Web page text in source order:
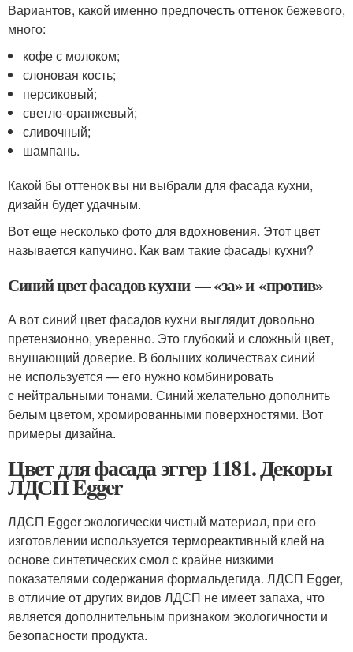
Вариантов, какой именно предпочесть оттенок бежевого,
много:
кофе с молоком;
слоновая кость;
персиковый;
светло-оранжевый;
сливочный;
шампань.
Какой бы оттенок вы ни выбрали для фасада кухни,
дизайн будет удачным.
Вот еще несколько фото для вдохновения. Этот цвет
называется капучино. Как вам такие фасады кухни?
Синий цвет фасадов кухни — «за» и «против»
А вот синий цвет фасадов кухни выглядит довольно
претензионно, уверенно. Это глубокий и сложный цвет,
внушающий доверие. В больших количествах синий
не используется — его нужно комбинировать
с нейтральными тонами. Синий желательно дополнить
белым цветом, хромированными поверхностями. Вот
примеры дизайна.
Цвет для фасада эггер 1181. Декоры
ЛДСП Egger
ЛДСП Egger экологически чистый материал, при его
изготовлении используется термореактивный клей на
основе синтетических смол с крайне низкими
показателями содержания формальдегида. ЛДСП Egger,
в отличие от других видов ЛДСП не имеет запаха, что
является дополнительным признаком экологичности и
безопасности продукта.